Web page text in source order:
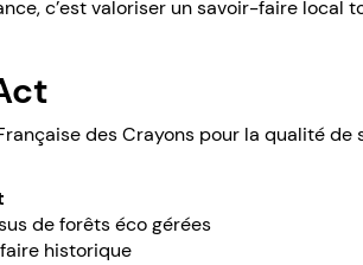
c’est valoriser un savoir-faire local
des Crayons pour la qualité de
de forêts éco gérées
historique